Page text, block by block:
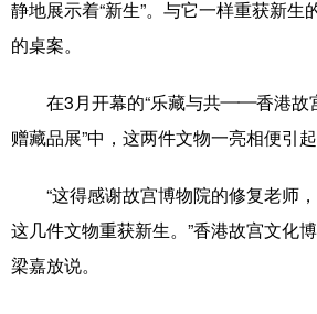
多语种频道
English Español
Русский язык 日本
Deutsch Português
静地展示着“新生”。与它一样重获新生
的桌案。
在3月开幕的“乐藏与共——香港故
赠藏品展”中，这两件文物一亮相便引起
“这得感谢故宫博物院的修复老师，
这几件文物重获新生。”香港故宫文化
梁嘉放说。